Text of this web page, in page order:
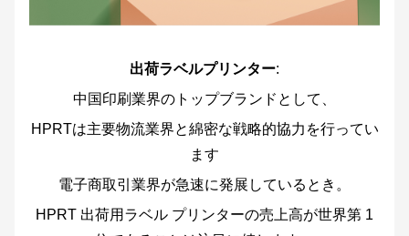
出荷ラベルプリンター:
中国印刷業界のトップブランドとして、
HPRTは主要物流業界と綿密な戦略的協力を行ってい
ます
電子商取引業界が急速に発展しているとき。
HPRT 出荷用ラベル プリンターの売上高が世界第 1